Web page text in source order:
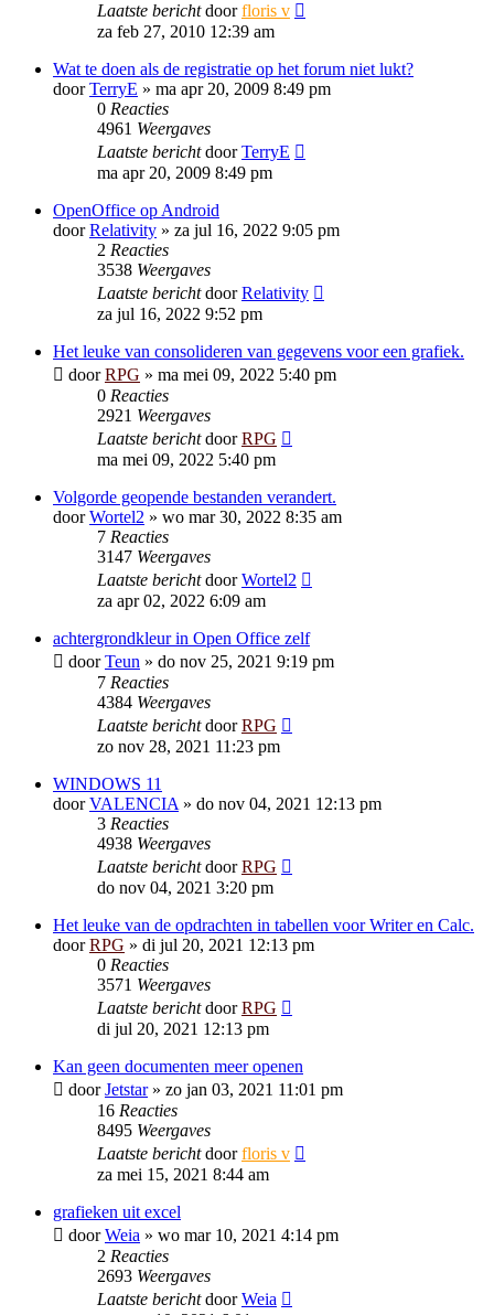
Laatste berichtdoorfloris v
za feb 27, 2010 12:39 am
Wat te doen als de registratie op het forum niet lukt?
doorTerryE » ma apr 20, 2009 8:49 pm
0 Reacties
4961 Weergaves
Laatste berichtdoorTerryE
ma apr 20, 2009 8:49 pm
OpenOffice op Android
doorRelativity » za jul 16, 2022 9:05 pm
2 Reacties
3538 Weergaves
Laatste berichtdoorRelativity
za jul 16, 2022 9:52 pm
Het leuke van consolideren van gegevens voor een grafiek.
doorRPG » ma mei 09, 2022 5:40 pm
0 Reacties
2921 Weergaves
Laatste berichtdoorRPG
ma mei 09, 2022 5:40 pm
Volgorde geopende bestanden verandert.
doorWortel2 » wo mar 30, 2022 8:35 am
7 Reacties
3147 Weergaves
Laatste berichtdoorWortel2
za apr 02, 2022 6:09 am
achtergrondkleur in Open Office zelf
doorTeun » do nov 25, 2021 9:19 pm
7 Reacties
4384 Weergaves
Laatste berichtdoorRPG
zo nov 28, 2021 11:23 pm
WINDOWS 11
doorVALENCIA » do nov 04, 2021 12:13 pm
3 Reacties
4938 Weergaves
Laatste berichtdoorRPG
do nov 04, 2021 3:20 pm
Het leuke van de opdrachten in tabellen voor Writer en Calc.
doorRPG » di jul 20, 2021 12:13 pm
0 Reacties
3571 Weergaves
Laatste berichtdoorRPG
di jul 20, 2021 12:13 pm
Kan geen documenten meer openen
doorJetstar» zo jan 03, 2021 11:01 pm
16 Reacties
8495 Weergaves
Laatste berichtdoorfloris v
za mei 15, 2021 8:44 am
grafieken uit excel
doorWeia » wo mar 10, 2021 4:14 pm
2 Reacties
2693 Weergaves
Laatste berichtdoorWeia